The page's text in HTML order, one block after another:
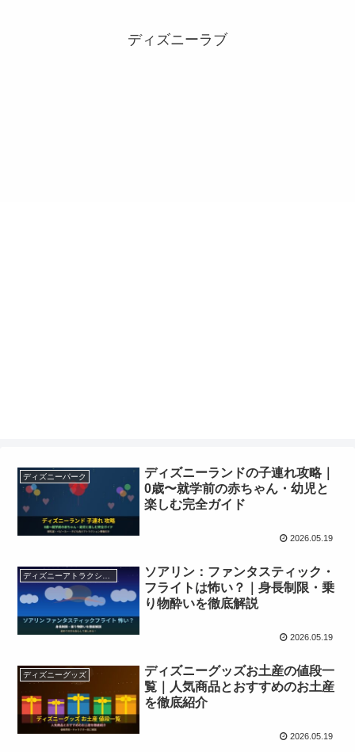
ディズニーラブ
ディズニーパーク
ディズニーランドの子連れ攻略｜
0歳〜就学前の赤ちゃん・幼児と
楽しむ完全ガイド
2026.05.19
ソアリン：ファンタスティック・
フライトは怖い？｜身長制限・乗
り物酔いを徹底解説
2026.05.19
ディズニーグッズ
ディズニーグッズお土産の値段一
覧｜人気商品とおすすめのお土産
を徹底紹介
2026.05.19